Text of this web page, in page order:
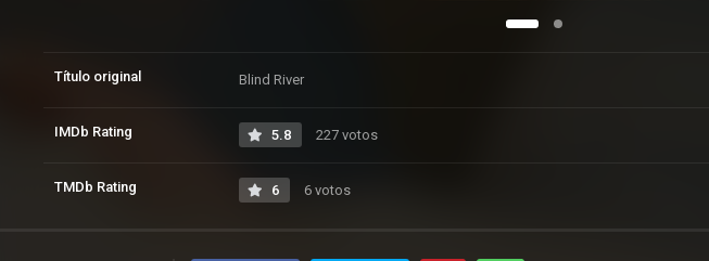
Título original Blind River
IMDb Rating 5.8 227 votos
TMDb Rating 6 6 votos